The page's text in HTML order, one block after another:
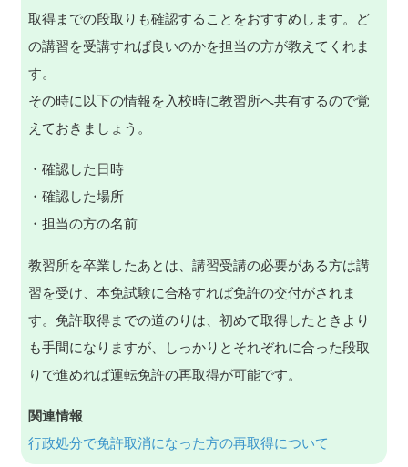
取得までの段取りも確認することをおすすめします。ど
の講習を受講すれば良いのかを担当の方が教えてくれま
す。
その時に以下の情報を入校時に教習所へ共有するので覚
えておきましょう。
・確認した日時
・確認した場所
・担当の方の名前
教習所を卒業したあとは、講習受講の必要がある方は講
習を受け、本免試験に合格すれば免許の交付がされま
す。免許取得までの道のりは、初めて取得したときより
も手間になりますが、しっかりとそれぞれに合った段取
りで進めれば運転免許の再取得が可能です。
関連情報
行政処分で免許取消になった方の再取得について